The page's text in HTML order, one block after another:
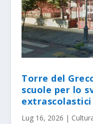
Torre del
scuole per lo
extrascolastici
Lug 16, 2026 |